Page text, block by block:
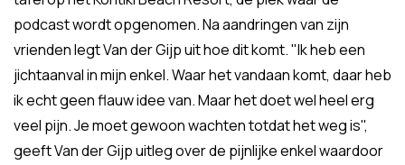
podcast wordt opgenomen. Na aandringen van zijn
vrienden legt Van der Gijp uit hoe dit komt. "Ik heb een
jichtaanval in mijn enkel. Waar het vandaan komt, daar heb
ik echt geen flauw idee van. Maar het doet wel heel erg
veel pijn. Je moet gewoon wachten totdat het weg is",
geeft Van der Gijp uitleg over de pijnlijke enkel waardoor